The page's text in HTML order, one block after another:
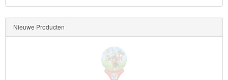
Superman
Toy
Nieuwe Producten